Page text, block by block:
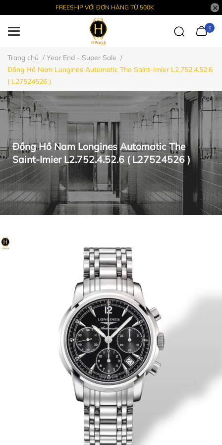
FREESHIP VỚI ĐƠN HÀNG TỪ 500K
0
Trang chủ / Year End - Super Sale /
Đồng Hồ Nam Longines Automatic The Saint-Imier L2.752.4.52.6
( L27524526 )
Đồng Hồ Nam Longines Automatic The
Saint-Imier L2.752.4.52.6 ( L27524526 )